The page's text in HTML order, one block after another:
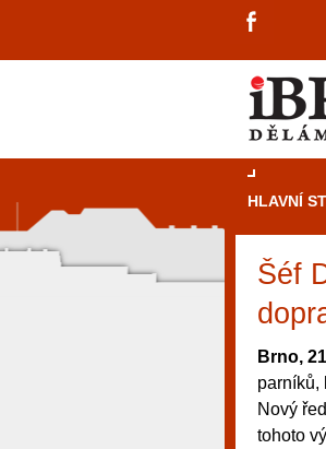
HLAVNÍ
Šéf
Brno,
parníků,
Nový
tohoto